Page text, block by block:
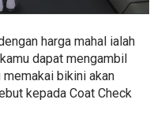
harga mahal ialah
dapat mengambil
bikini akan
kepada Coat Check